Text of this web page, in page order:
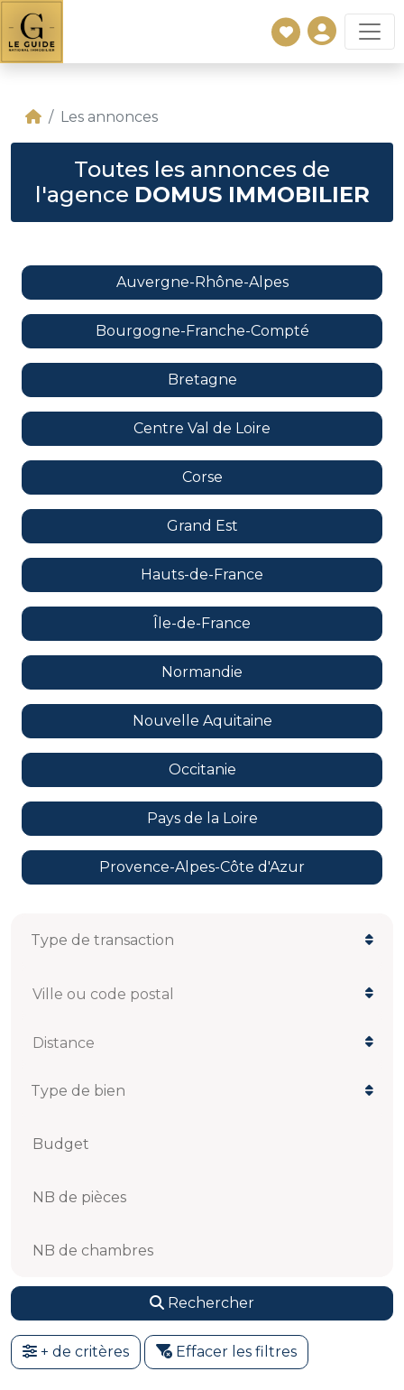
Les annonces
Toutes les annonces de
l'agence DOMUS IMMOBILIER
Auvergne-Rhône-Alpes
Bourgogne-Franche-Compté
Bretagne
Centre Val de Loire
Corse
Grand Est
Hauts-de-France
Île-de-France
Normandie
Nouvelle Aquitaine
Occitanie
Pays de la Loire
Provence-Alpes-Côte d'Azur
Ville ou code postal
Distance
Budget
NB de pièces
NB de chambres
Rechercher
+ de critères Effacer les filtres